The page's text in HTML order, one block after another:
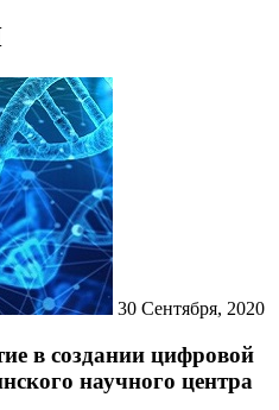
30 Сентября, 2020
в создании цифровой
научного центра